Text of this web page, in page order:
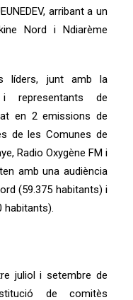
arribant a un
Nord i Ndiarème
líders, junt amb la
i representants de
en 2 emissions de
de les Comunes de
Radio Oxygène FM i
amb una audiència
(59.375 habitants) i
habitants).
juliol i setembre de
de comitès